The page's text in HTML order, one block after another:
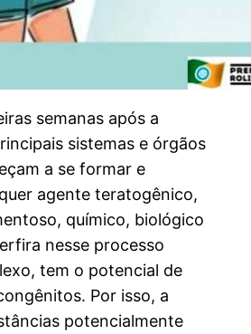
semanas após a
sistemas e órgãos
a se formar e
agente teratogênico,
químico, biológico
nesse processo
tem o potencial de
Por isso, a
potencialmente